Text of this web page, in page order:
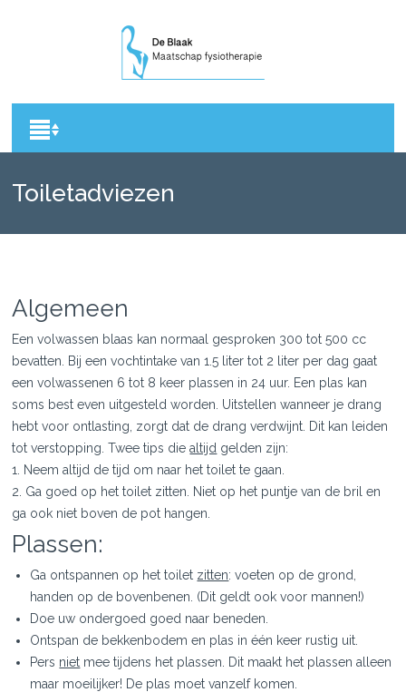
Toiletadviezen
Algemeen
Een volwassen blaas kan normaal gesproken 300 tot 500 cc
bevatten. Bij een vochtintake van 1.5 liter tot 2 liter per dag gaat
een volwassenen 6 tot 8 keer plassen in 24 uur. Een plas kan
soms best even uitgesteld worden. Uitstellen wanneer je drang
hebt voor ontlasting, zorgt dat de drang verdwijnt. Dit kan leiden
tot verstopping. Twee tips diealtijd gelden zijn:
1. Neem altijd de tijd om naar het toilet te gaan.
2. Ga goed op het toilet zitten. Niet op het puntje van de bril en
ga ook niet boven de pot hangen.
Plassen:
Ga ontspannen op het toilet zitten: voeten op de grond,
handen op de bovenbenen. (Dit geldt ook voor mannen!)
Doe uw ondergoed goed naar beneden.
Ontspan de bekkenbodem en plas in één keer rustig uit.
Pers niet mee tijdens het plassen. Dit maakt het plassen alleen
maar moeilijker! De plas moet vanzelf komen.